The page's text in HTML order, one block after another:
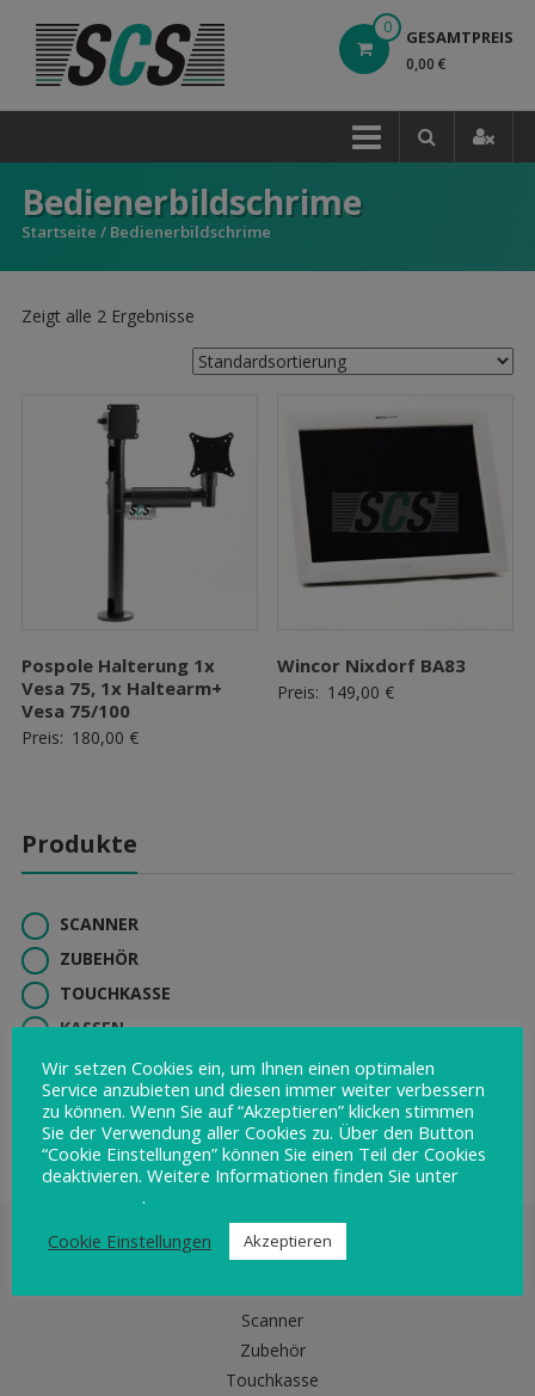
Inhalt
0 GESAMTPREIS
0,00 €
Bedienerbildschrime
Startseite / Bedienerbildschrime
Zeigt alle 2 Ergebnisse
Pospole Halterung 1x
Vesa 75, 1x Haltearm+
Vesa 75/100
Preis: 180,00 €
Wincor Nixdorf BA83
Preis: 149,00 €
Produkte
SCANNER
ZUBEHÖR
TOUCHKASSE
KASSEN
KUNDENBILDSCHIRME
BEDIENERBILDSCHRIME
Scanner
Zubehör
Touchkasse
Wir setzen Cookies ein, um Ihnen einen optimalen
Service anzubieten und diesen immer weiter verbessern
zu können. Wenn Sie auf “Akzeptieren” klicken stimmen
Sie der Verwendung aller Cookies zu. Über den Button
“Cookie Einstellungen” können Sie einen Teil der Cookies
deaktivieren. Weitere Informationen finden Sie unter
.
Cookie Einstellungen
Akzeptieren